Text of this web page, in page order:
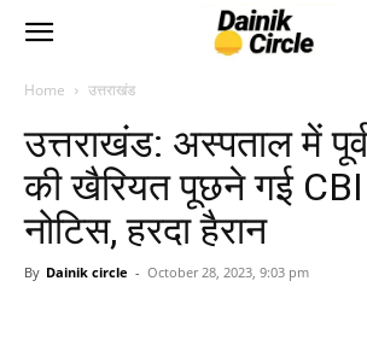
Home उत्तराखंड
उत्तराखंड: अस्पताल में
की खैरियत पूछने गई CBI
नोटिस, हरदा हैरान
By Dainik circle - October 28, 2023, 9:03 pm